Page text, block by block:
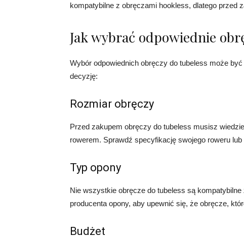
kompatybilne z obręczami hookless, dlatego przed
Jak wybrać odpowiednie
Wybór odpowiednich obręczy do tubeless może
decyzję:
Rozmiar obręczy
Przed zakupem obręczy do tubeless musisz
rowerem. Sprawdź specyfikację swojego roweru
Typ opony
Nie wszystkie obręcze do tubeless są
producenta opony, aby upewnić się, że obręcze,
Budżet